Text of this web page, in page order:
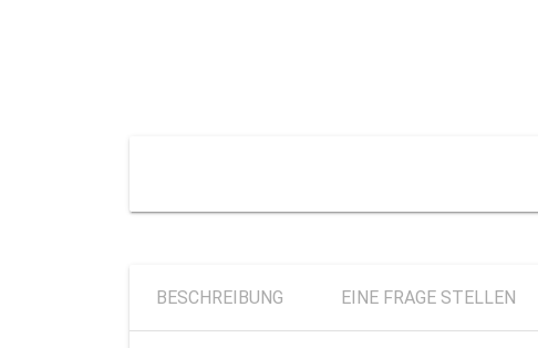
BESCHREIBUNG EINE FRAGE STELLEN